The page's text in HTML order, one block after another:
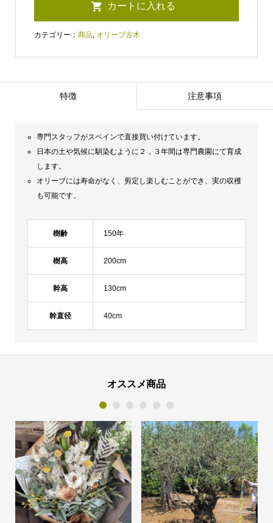
カテゴリー： 商品, オリーブ古木
特徴 注意事項
専門スタッフがスペインで直接買い付けています。
日本の土や気候に馴染むように２，３年間は専門農園にて育成
します。
オリーブには寿命がなく、剪定し楽しむことができ、実の収穫
も可能です。
樹齢 150年
樹高 200cm
幹高 130cm
幹直径 40cm
オススメ商品
1 2 3 4 5 6